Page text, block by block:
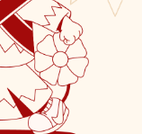
Bns.
dan Ibu Hj.